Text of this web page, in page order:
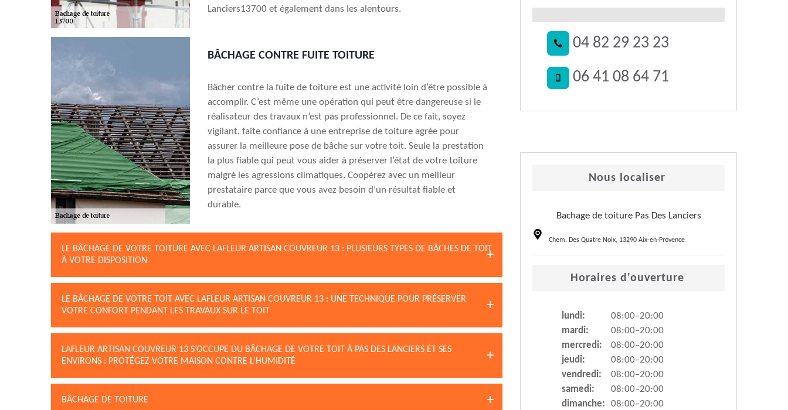
Lanciers13700 et également dans les alentours.
BÂCHAGE CONTRE FUITE TOITURE
Bâcher contre la fuite de toiture est une activité loin d’être possible à
accomplir. C’est même une opération qui peut être dangereuse si le
réalisateur des travaux n’est pas professionnel. De ce fait, soyez
vigilant, faite confiance à une entreprise de toiture agrée pour
assurer la meilleure pose de bâche sur votre toit. Seule la prestation
la plus fiable qui peut vous aider à préserver l’état de votre toiture
malgré les agressions climatiques. Coopérez avec un meilleur
prestataire parce que vous avez besoin d’un résultat fiable et
durable.
LE BÂCHAGE DE VOTRE TOITURE AVEC LAFLEUR ARTISAN COUVREUR 13 : PLUSIEURS TYPES DE BÂCHES DE TOIT
À VOTRE DISPOSITION
LE BÂCHAGE DE VOTRE TOIT AVEC LAFLEUR ARTISAN COUVREUR 13 : UNE TECHNIQUE POUR PRÉSERVER
VOTRE CONFORT PENDANT LES TRAVAUX SUR LE TOIT
LAFLEUR ARTISAN COUVREUR 13 S’OCCUPE DU BÂCHAGE DE VOTRE TOIT À PAS DES LANCIERS ET SES
ENVIRONS : PROTÉGEZ VOTRE MAISON CONTRE L’HUMIDITÉ
BÂCHAGE DE TOITURE
04 82 29 23 23
06 41 08 64 71
Nous localiser
Bachage de toiture Pas Des Lanciers
Chem. Des Quatre Noix, 13290 Aix-en-Provence
Horaires d'ouverture
lundi:
08:00–20:00
mardi:
08:00–20:00
mercredi:
08:00–20:00
jeudi:
08:00–20:00
vendredi:
08:00–20:00
samedi:
08:00–20:00
dimanche:
08:00–20:00